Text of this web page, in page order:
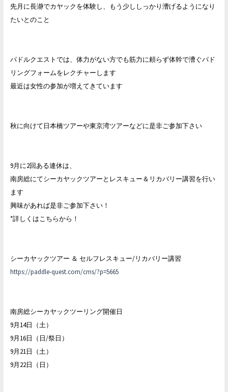
先月に長瀞でカヤックを体験し、もう少ししっかり漕げるようになり
たいとのこと
パドルクエストでは、体力がない方でも筋力に頼らず体幹で漕ぐパド
リングフォームをレクチャーします
最近は女性の参加が増えてきています
秋に向けて日本橋ツアーや東京湾ツアーなどに是非ご参加下さい
9月に2回ある連休は、
南房総にてシーカヤックツアーとレスキュー＆リカバリー講習を行い
ます
興味があれば是非ご参加下さい！
*詳しくはこちらから！
シーカヤックツアー ＆ セルフレスキュー/リカバリー講習
https://paddle-quest.com/cms/?p=5665
南房総シーカヤックツーリング開催日
9月14日（土）
9月16日（日/祭日）
9月21日（土）
9月22日（日）